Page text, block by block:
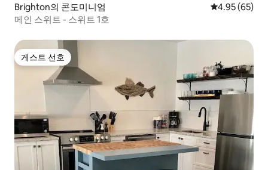
Brighton의 콘도미니엄 평점 4.95점(5
4.95 (65)
메인 스위트 - 스위트 1호
게스트 선호
게스트 선호